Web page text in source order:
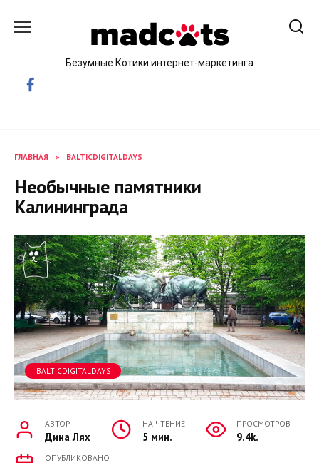
Безумные Котики интернет-маркетинга
ГЛАВНАЯ » BALTICDIGITALDAYS
Необычные памятники
Калининграда
BALTICDIGITALDAYS
АВТОР
Дина Лях
НА ЧТЕНИЕ
5 мин.
ПРОСМОТРОВ
9.4k.
ОПУБЛИКОВАНО